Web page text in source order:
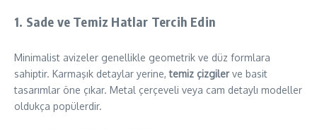
1. Sade ve Temiz Hatlar Tercih Edin
Minimalist avizeler genellikle geometrik ve düz formlara
sahiptir. Karmaşık detaylar yerine,temiz çizgilerve basit
tasarımlar öne çıkar. Metal çerçeveli veya cam detaylı modeller
oldukça popülerdir.